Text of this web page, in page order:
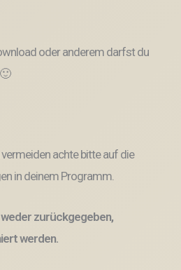
oder anderem darfst du
achte bitte auf die
in deinem Programm.
zurückgegeben,
werden.